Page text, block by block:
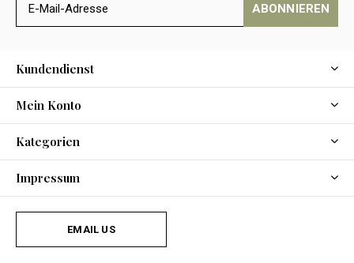
ABONNIEREN
Kundendienst
Mein Konto
Kategorien
Impressum
EMAIL US